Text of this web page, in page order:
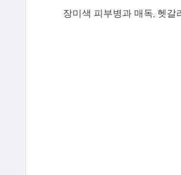
장미색 피부병과 매독, 헷갈